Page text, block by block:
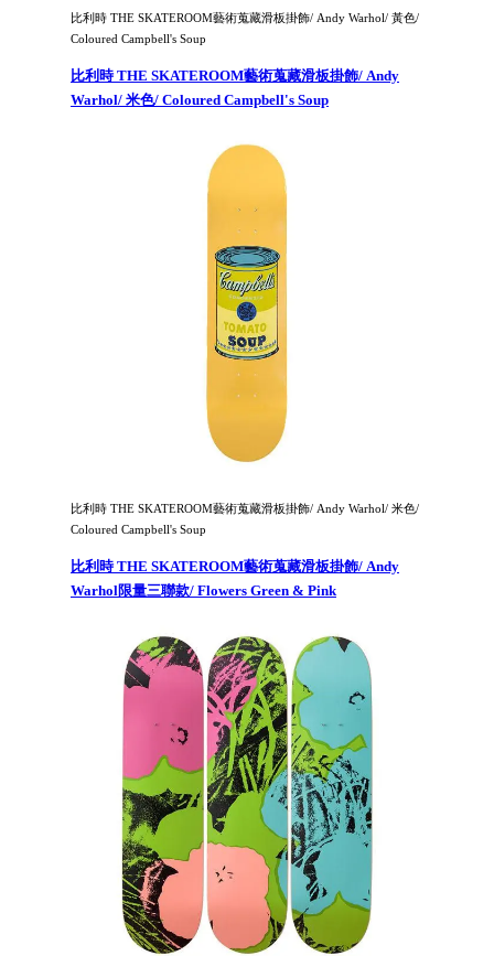
比利時 THE SKATEROOM藝術蒐藏滑板掛飾/ Andy Warhol/ 黃色/
Coloured Campbell's Soup
比利時 THE SKATEROOM藝術蒐藏滑板掛飾/ Andy
Warhol/ 米色/ Coloured Campbell's Soup
比利時 THE SKATEROOM藝術蒐藏滑板掛飾/ Andy Warhol/ 米色/
Coloured Campbell's Soup
比利時 THE SKATEROOM藝術蒐藏滑板掛飾/ Andy
Warhol限量三聯款/ Flowers Green & Pink